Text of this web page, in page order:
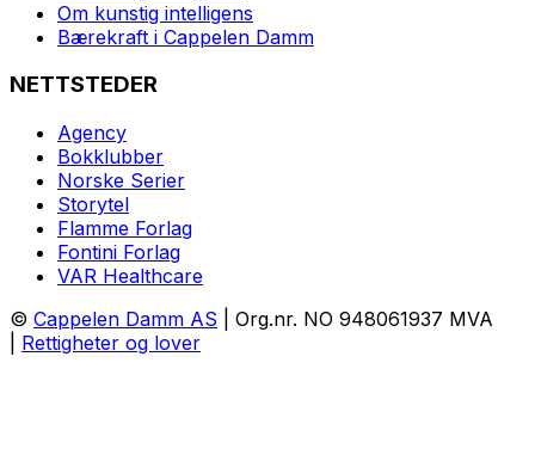
Om kunstig intelligens
Bærekraft i Cappelen Damm
NETTSTEDER
Agency
Bokklubber
Norske Serier
Storytel
Flamme Forlag
Fontini Forlag
VAR Healthcare
© Cappelen Damm AS | Org.nr. NO 948061937 MVA
Rettigheter og lover